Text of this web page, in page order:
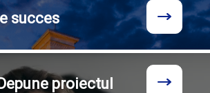
succes
proiectul